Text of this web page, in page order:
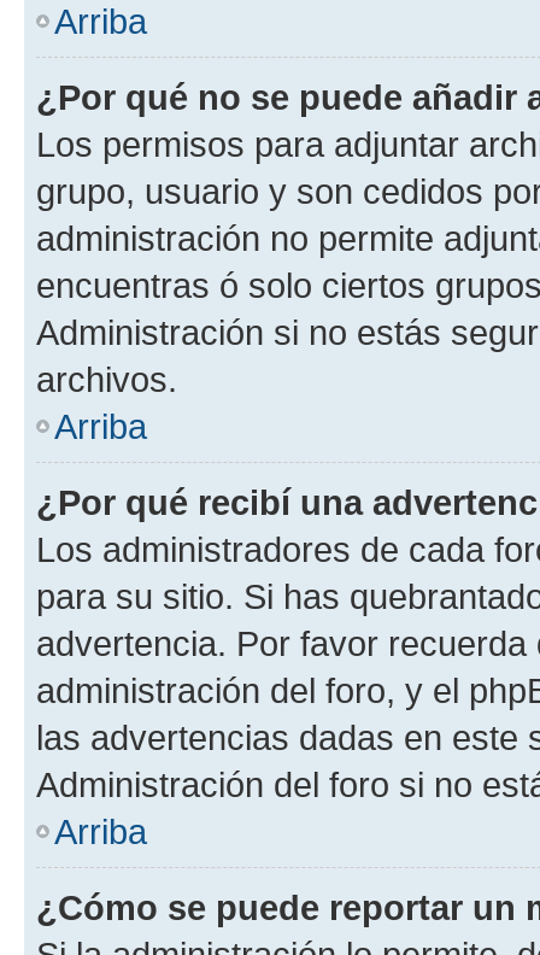
Arriba
¿Por qué no se puede añadir
Los permisos para adjuntar
grupo, usuario y son cedidos
administración no permite
encuentras ó solo ciertos
Administración si no estás
archivos.
Arriba
¿Por qué recibí una
Los administradores de cada
para su sitio. Si has
advertencia. Por favor
administración del foro, y el
las advertencias dadas en este
Administración del foro si no
Arriba
¿Cómo se puede reportar un